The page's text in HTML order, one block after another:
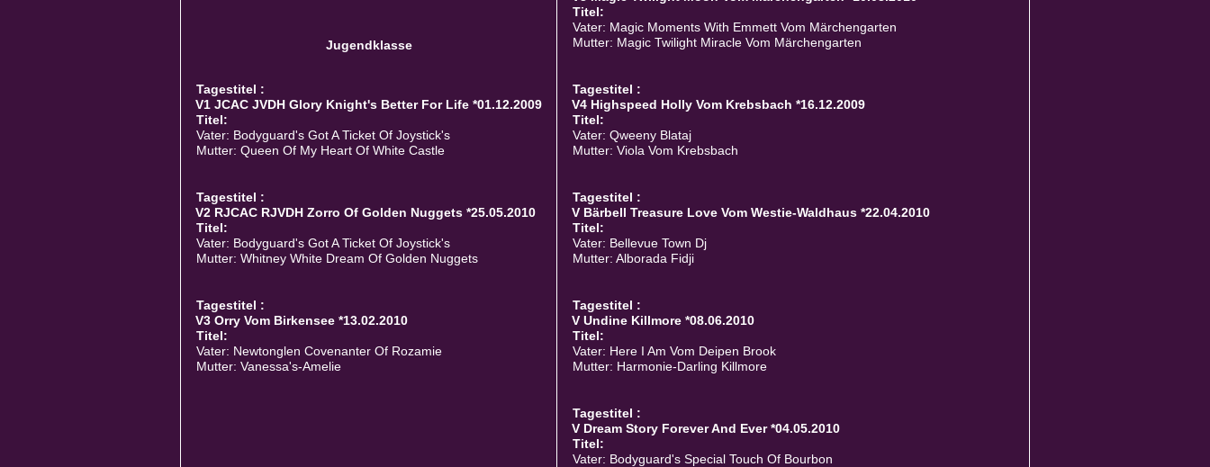
Jugendklasse
Tagestitel :
V1 JCAC JVDH Glory Knight's Better For Life *01.12.2009
Titel:
Vater: Bodyguard's Got A Ticket Of Joystick's
Mutter: Queen Of My Heart Of White Castle
Tagestitel :
V2 RJCAC RJVDH Zorro Of Golden Nuggets *25.05.2010
Titel:
Vater: Bodyguard's Got A Ticket Of Joystick's
Mutter: Whitney White Dream Of Golden Nuggets
Tagestitel :
V3 Orry Vom Birkensee *13.02.2010
Titel:
Vater: Newtonglen Covenanter Of Rozamie
Mutter: Vanessa's-Amelie
Titel:
Vater: Magic Moments With Emmett Vom Märchengarten
Mutter: Magic Twilight Miracle Vom Märchengarten
Tagestitel :
V4 Highspeed Holly Vom Krebsbach *16.12.2009
Titel:
Vater: Qweeny Blataj
Mutter: Viola Vom Krebsbach
Tagestitel :
V Bärbell Treasure Love Vom Westie-Waldhaus *22.04.2010
Titel:
Vater: Bellevue Town Dj
Mutter: Alborada Fidji
Tagestitel :
V Undine Killmore *08.06.2010
Titel:
Vater: Here I Am Vom Deipen Brook
Mutter: Harmonie-Darling Killmore
Tagestitel :
V Dream Story Forever And Ever *04.05.2010
Titel:
Vater: Bodyguard's Special Touch Of Bourbon